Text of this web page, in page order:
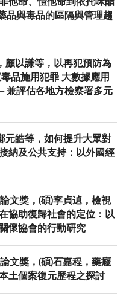
品與毒品的區隔與管理趨
顧以謙等，以再犯預防為
品施用犯罪 大數據應用
兼評估各地方檢察署多元
元皓等，如何提升大眾對
納及公共支持：以外國經
文獎，(碩)李貞遉，檢視
協助復歸社會的定位：以
懷協會的行動研究
文獎，(碩)石嘉程，藥癮
土個案復元歷程之探討